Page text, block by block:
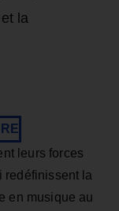
la
leurs forces
redéfinissent la
en musique au